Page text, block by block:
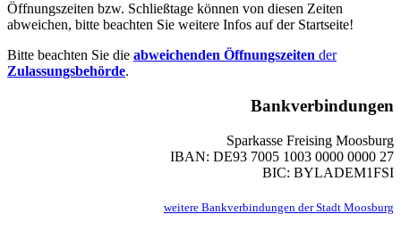
Öffnungszeiten bzw. Schließtage können von diesen Zeiten
abweichen, bitte beachten Sie weitere Infos auf der Startseite!
Bitte beachten Sie die abweichenden Öffnungszeiten der
Zulassungsbehörde.
Bankverbindungen
Sparkasse Freising Moosburg
IBAN: DE93 7005 1003 0000 0000 27
BIC: BYLADEM1FSI
weitere Bankverbindungen der Stadt Moosburg